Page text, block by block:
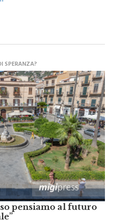
due giorni di gusto con il
SPERANZA?